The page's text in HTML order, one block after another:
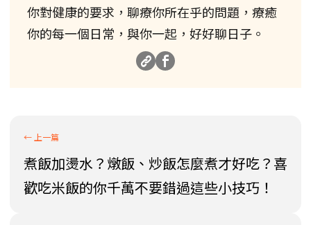
你對健康的要求，聊療你所在乎的問題，療癒
你的每一個日常，與你一起，好好聊日子。
煮飯加燙水？燉飯、炒飯怎麼煮才好吃？喜
歡吃米飯的你千萬不要錯過這些小技巧！